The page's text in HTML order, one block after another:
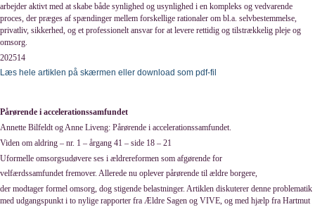
arbejder aktivt med at skabe både synlighed og usynlighed i en kompleks og vedvarende
proces, der præges af spændinger mellem forskellige rationaler om bl.a. selvbestemmelse,
privatliv, sikkerhed, og et professionelt ansvar for at levere rettidig og tilstrækkelig pleje og
omsorg.
202514
Læs hele artiklen på skærmen eller download som pdf-fil
Pårørende i accelerationssamfundet
Annette Bilfeldt og Anne Liveng: Pårørende i accelerationssamfundet.
Viden om aldring – nr. 1 – årgang 41 – side 18 – 21
Uformelle omsorgsudøvere ses i ældrereformen som afgørende for
velfærdssamfundet fremover. Allerede nu oplever pårørende til ældre borgere,
der modtager formel omsorg, dog stigende belastninger. Artiklen diskuterer denne problematik
med udgangspunkt i to nylige rapporter fra Ældre Sagen og VIVE, og med hjælp fra Hartmut